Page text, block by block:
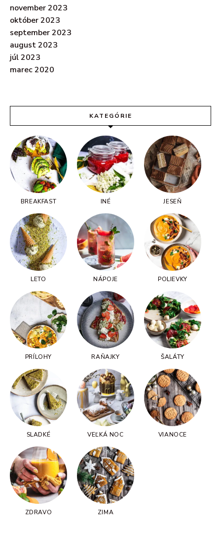
november 2023
október 2023
september 2023
august 2023
júl 2023
marec 2020
KATEGÓRIE
BREAKFAST INÉ JESEŇ
LETO NÁPOJE POLIEVKY
PRÍLOHY RAŇAJKY ŠALÁTY
SLADKÉ VEĽKÁ NOC VIANOCE
ZDRAVO ZIMA